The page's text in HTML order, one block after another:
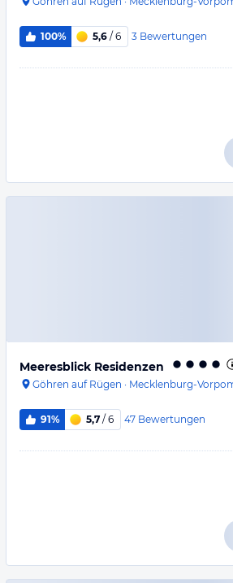
100% 5,6 / 6 3 Bewertungen
Meeresblick Residenzen
Göhren auf Rügen · Mecklenburg-
91% 5,7 / 6 47 Bewertungen